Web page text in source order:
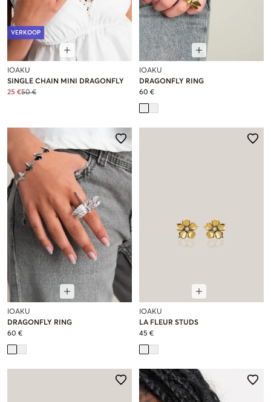
VERKOOP
IOAKU
SINGLE CHAIN MINI DRAGONFLY
25 €50 €
IOAKU
DRAGONFLY RING
60 €
IOAKU
DRAGONFLY RING
60 €
IOAKU
LA FLEUR STUDS
45 €